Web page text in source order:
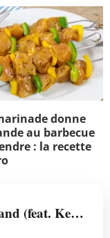
donne
au barbecue
: la recette
Hold My Hand (feat. Keri Hilson)